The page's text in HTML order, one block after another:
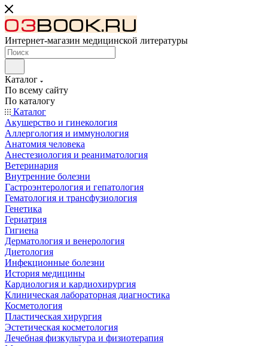
Интернет-магазин медицинской литературы
Каталог
По всему сайту
По каталогу
Каталог
Акушерство и гинекология
Аллергология и иммунология
Анатомия человека
Анестезиология и реаниматология
Ветеринария
Внутренние болезни
Гастроэнтерология и гепатология
Гематология и трансфузиология
Генетика
Гериатрия
Гигиена
Дерматология и венерология
Диетология
Инфекционные болезни
История медицины
Кардиология и кардиохирургия
Клиническая лабораторная диагностика
Косметология
Пластическая хирургия
Эстетическая косметология
Лечебная физкультура и физиотерапия